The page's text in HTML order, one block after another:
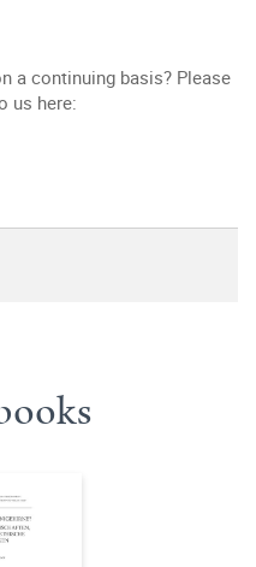
a continuing basis? Please
us here: